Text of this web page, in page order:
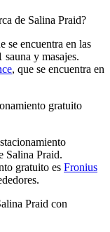
de Salina Praid?
se encuentra en las
y masajes.
, que se encuentra en
gratuito
Salina Praid.
gratuito es Fronius
Praid con